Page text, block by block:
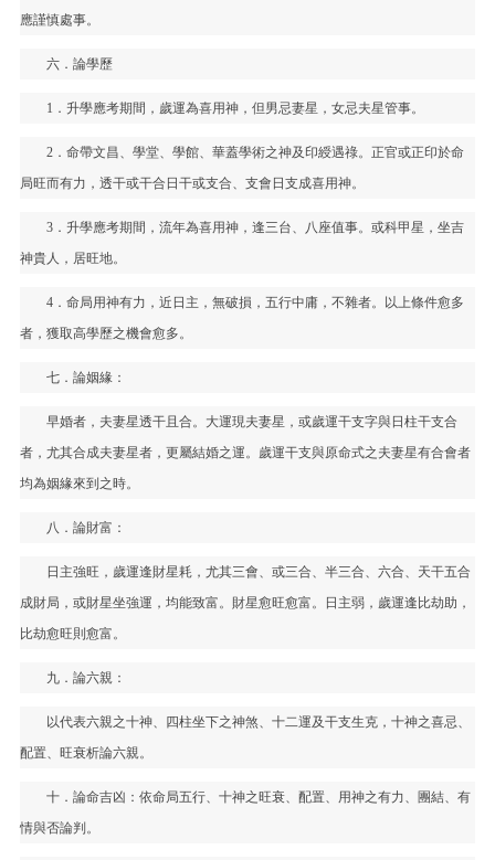
應謹慎處事。
六．論學歷
1．升學應考期間，歲運為喜用神，但男忌妻星，女忌夫星管事。
2．命帶文昌、學堂、學館、華蓋學術之神及印綬遇祿。正官或正印於命
局旺而有力，透干或干合日干或支合、支會日支成喜用神。
3．升學應考期間，流年為喜用神，逢三台、八座值事。或科甲星，坐吉
神貴人，居旺地。
4．命局用神有力，近日主，無破損，五行中庸，不雜者。以上條件愈多
者，獲取高學歷之機會愈多。
七．論姻緣：
早婚者，夫妻星透干且合。大運現夫妻星，或歲運干支字與日柱干支合
者，尤其合成夫妻星者，更屬結婚之運。歲運干支與原命式之夫妻星有合會者
均為姻緣來到之時。
八．論財富：
日主強旺，歲運逢財星耗，尤其三會、或三合、半三合、六合、天干五合
成財局，或財星坐強運，均能致富。財星愈旺愈富。日主弱，歲運逢比劫助，
比劫愈旺則愈富。
九．論六親：
以代表六親之十神、四柱坐下之神煞、十二運及干支生克，十神之喜忌、
配置、旺衰析論六親。
十．論命吉凶：依命局五行、十神之旺衰、配置、用神之有力、團結、有
情與否論判。